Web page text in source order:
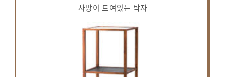
사방이 트여있는 탁자